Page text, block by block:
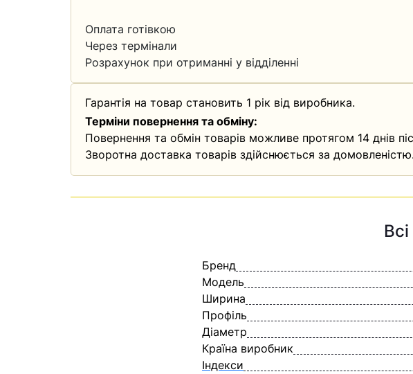
Оплата готівкою
Через термінали
Розрахунок при отриманні у відділенні
Гарантія на товар становить 1 рік від виробника.
Терміни повернення та обміну:
Повернення та обмін товарів можливе протягом 14 днів
Зворотна доставка товарів здійснюється за
Бренд
Модель
Ширина
Профіль
Діаметр
Країна виробник
Індекси